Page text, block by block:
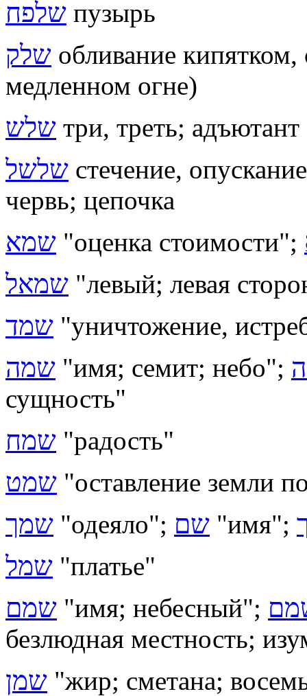
שלפח пузырь
שלק обливание
медленном огне)
שלש три, треть; адъютант
שלשל стечение,
червь; цепочка
שמא "оценка стоимости";
שמאל "левый; левая
שמד "уничтожение,
שמה "имя; семит; небо";
сущность"
שמח "радость"
שמט "оставление земли
שמך "одеяло"; שם "имя";
שמל "платье"
שמם "имя; небесный";
безлюдная местность;
שמן "жир; сметана;